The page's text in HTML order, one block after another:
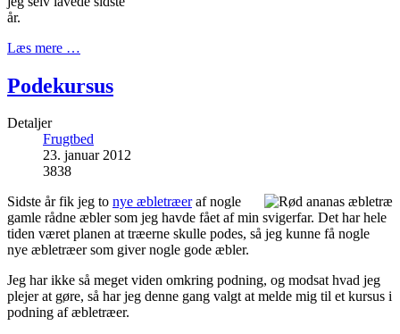
år.
Læs mere …
Podekursus
Detaljer
Frugtbed
23. januar 2012
3838
Sidste år fik jeg to nye æbletræeraf nogle
gamle rådne æbler som jeg havde fået af min svigerfar. Det har hele
tiden været planen at træerne skulle podes, så jeg kunne få nogle
nye æbletræer som giver nogle gode æbler.
Jeg har ikke så meget viden omkring podning, og modsat hvad jeg
plejer at gøre, så har jeg denne gang valgt at melde mig til et kursus i
podning af æbletræer.